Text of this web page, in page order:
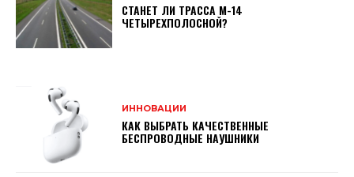
СТАНЕТ ЛИ ТРАССА М-14
ЧЕТЫРЕХПОЛОСНОЙ?
ИННОВАЦИИ
КАК ВЫБРАТЬ КАЧЕСТВЕННЫЕ
БЕСПРОВОДНЫЕ НАУШНИКИ